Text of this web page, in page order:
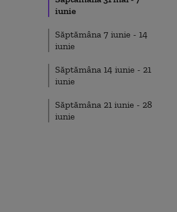
iunie
Săptămâna 7 iunie - 14
iunie
Săptămâna 14 iunie - 21
iunie
Săptămâna 21 iunie - 28
iunie